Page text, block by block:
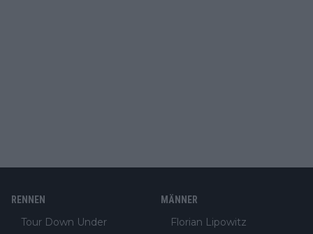
RENNEN
Tour Down Under
MÄNNER
Florian Lipowitz